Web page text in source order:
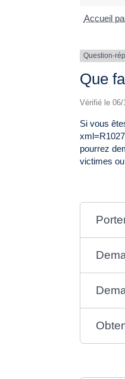
Accueil
Question-
Que
Vérifié le
Si vous
pourrez
victimes